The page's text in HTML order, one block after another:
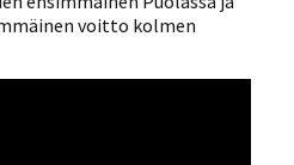
voitto kolmen